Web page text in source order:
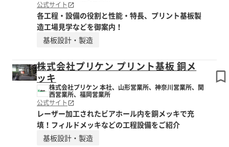
公式サイト
各工程・設備の役割と性能・特長、プリント基板製
造工場見学などを御案内！
基板設計・製造
株式会社プリケン プリント基板 銅メ
ッキ
株式会社プリケン 本社、山形営業所、神奈川営業所、関
西営業所、福岡営業所
公式サイト
レーザー加工されたビアホール内を銅メッキで充
填！フィルドメッキなどの工程設備をご紹介
基板設計・製造